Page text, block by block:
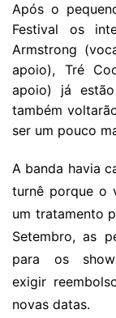
Após o
Festival os
Armstrong
apoio), Tré
apoio) já
também
ser um pouco
A banda havia
turnê porque o
um tratamento
Setembro, as
para os
exigir
novas datas.